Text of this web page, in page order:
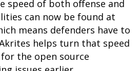
speed of both offense and
can now be found at
means defenders have to
helps turn that speed
the open source